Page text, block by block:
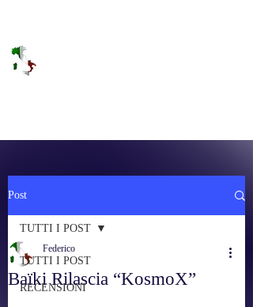
Post
TUTTI I POST
RECENSIONI
TUTTI I POST
Baïki Rilascia “KosmoX”
Federico